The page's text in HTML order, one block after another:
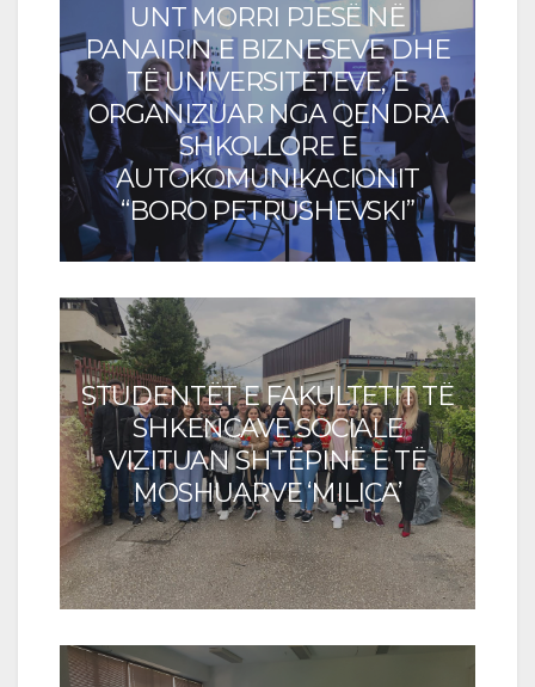
UNT MORRI PJESË NË
PANAIRIN E BIZNESEVE DHE
TË UNIVERSITETEVE, E
ORGANIZUAR NGA QENDRA
SHKOLLORE E
AUTOKOMUNIKACIONIT
“BORO PETRUSHEVSKI”
STUDENTËT E FAKULTETIT TË
SHKENCAVE SOCIALE
VIZITUAN SHTËPINË E TË
MOSHUARVE ‘MILICA’